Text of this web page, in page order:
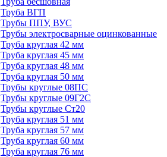
Труба ВГП
Трубы ППУ, ВУС
Трубы электросварные оцинкованные
Труба круглая 42 мм
Труба круглая 45 мм
Труба круглая 48 мм
Труба круглая 50 мм
Трубы круглые 08ПС
Трубы круглые 09Г2С
Трубы круглые Ст20
Труба круглая 51 мм
Труба круглая 57 мм
Труба круглая 60 мм
Труба круглая 76 мм